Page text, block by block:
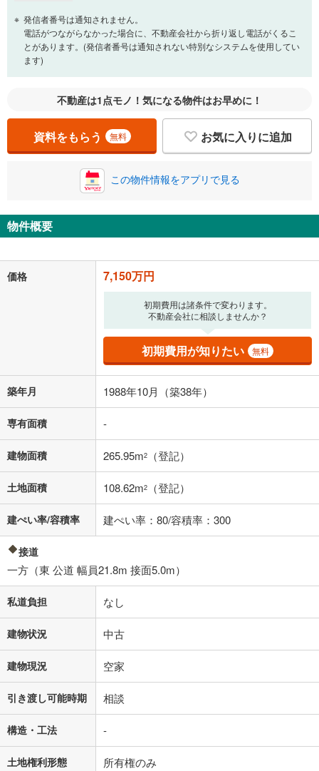
閉じる
頭金
0万円 7,150万円
自己資金から住宅購入にかけられる金額を入力してくださ
閉じる
ボーナス
万円
/回
0円
ナス時の増額分（1回分）を入力してください。
ボーナス払いの限度額は金融機関によって異なります。
閉じる
185,603円/月
「金利」については、ご利用を予定されている金融機関等にご確認の
上、ご自身での入力をお願いいたします。初期設定で自動入力されてい
る値は、実際の金融機関等における貸出金利とは何ら関係がなく、実際
の金融機関等における貸出金利を何ら保証するものではありません。返
済方法「元利均等返済」にて算出しております。入力された金利を35年
適用した場合の計算結果を表示しています。
その他月額費用や、初期費用がかかります。ご注意ください。実際にお
借り入れの際は各金融機関等に、必ずご自身でご確認をお願いいたしま
不動産会社に購入相談をする
閉じる
発信者番号は通知されません。
電話がつながらなかった場合に、不動産会社から折り返し電話がくるこ
とがあります。(発信者番号は通知されない特別なシステムを使用してい
ます)
不動産は1点モノ！気になる物件はお早めに！
資料をもらう 無料 お気に入りに追加
この物件情報をアプリで見る
物件概要
価格 7,150万円
初期費用は諸条件で変わります。
不動産会社に相談しませんか？
初期費用が知りたい 無料
築年月 1988年10月（築38年）
専有面積 -
建物面積 265.95m2 （登記）
土地面積 108.62m2 （登記）
建ぺい率/容積率 建ぺい率：80/容積率：300
接道
一方（東 公道 幅員21.8m 接面5.0m）
私道負担 なし
建物状況 中古
建物現況 空家
引き渡し可能時期 相談
構造・工法 -
土地権利形態 所有権のみ